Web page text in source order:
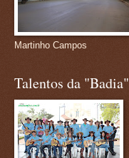
Martinho Campos
Talentos da "Badia"